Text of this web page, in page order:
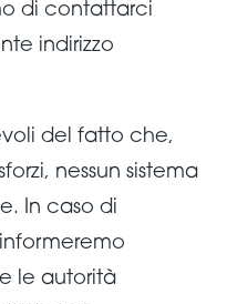
di contattarci
indirizzo
del fatto che,
nessun sistema
In caso di
le autorità